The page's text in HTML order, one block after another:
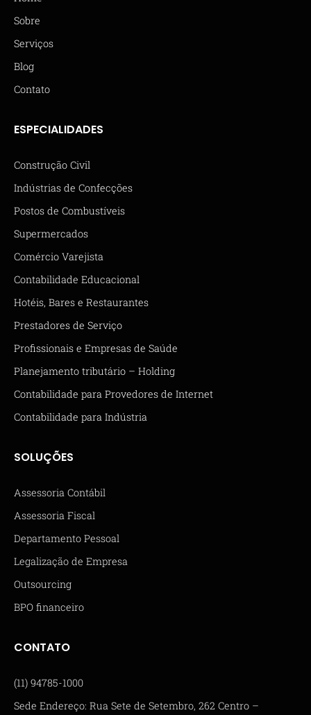
Sobre
Serviços
Blog
Contato
ESPECIALIDADES
Construção Civil
Indústrias de Confecções
Postos de Combustíveis
Supermercados
Comércio Varejista
Contabilidade Educacional
Hotéis, Bares e Restaurantes
Prestadores de Serviço
Profissionais e Empresas de Saúde
Planejamento tributário – Holding
Contabilidade para Provedores de Internet
Contabilidade para Indústria
SOLUÇÕES
Assessoria Contábil
Assessoria Fiscal
Departamento Pessoal
Legalização de Empresa
Outsourcing
BPO financeiro
CONTATO
(11) 94785-1000
Sede Endereço: Rua Sete de Setembro, 262 Centro –